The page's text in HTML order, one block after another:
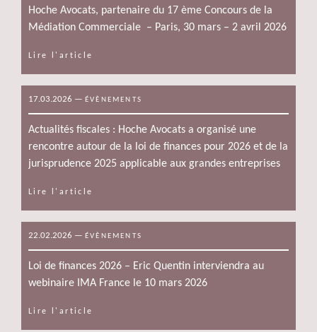
Hoche Avocats, partenaire du 17 ème Concours de la
Médiation Commerciale – Paris, 30 mars – 2 avril 2026
Lire l'article
17.03.2026 — ÉVÈNEMENTS
Actualités fiscales : Hoche Avocats a organisé une
rencontre autour de la loi de finances pour 2026 et de la
jurisprudence 2025 applicable aux grandes entreprises
Lire l'article
22.02.2026 — ÉVÈNEMENTS
Loi de finances 2026 – Eric Quentin interviendra au
webinaire IMA France le 10 mars 2026
Lire l'article